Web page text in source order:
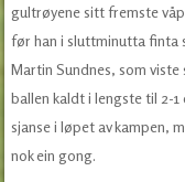
gultrøyene sitt fremste
før han i sluttminutta finta
Martin Sundnes, som
ballen kaldt i lengste til 2-
sjanse i løpet av kampen,
nok ein gong.